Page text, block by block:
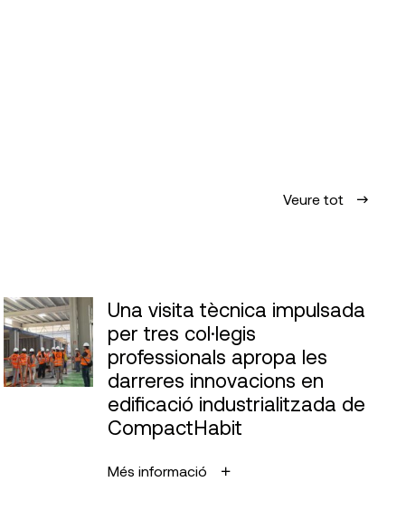
Veure tot
Una visita tècnica impulsada
per tres col·legis
professionals apropa les
darreres innovacions en
edificació industrialitzada de
CompactHabit
Més informació